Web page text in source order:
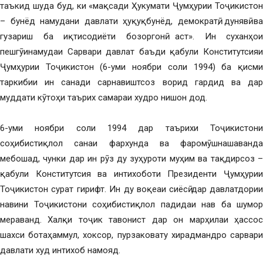
таъкид шуда буд, ки «мақсади Ҳукумати Ҷумҳурии Тоҷикистон
– бунёд намудани давлати ҳуқуқбунёд, демократӣ, дунявӣ ва
гузариш ба иқтисодиёти бозоргонӣ аст». Ин суханҳои
пешгӯинамудаи Сарвари давлат баъди қабули Конститутсияи
Ҷумҳурии Тоҷикистон (6-уми ноябри соли 1994) ба қисми
таркибии ин санади сарнавиштсоз ворид гардид ва дар
муддати кӯтоҳи таърих самараи худро нишон дод.
6-уми ноябри соли 1994 дар таърихи Тоҷикистони
соҳибистиқлол санаи фархунда ва фаромӯшнашаванда
мебошад, чунки дар ин рӯз ду зуҳуроти муҳим ва тақдирсоз –
қабули Конститутсия ва интихоботи Президенти Ҷумҳурии
Тоҷикистон сурат гирифт. Ин ду воқеаи сиёсӣ дар давлатдории
навини Тоҷикистони соҳибистиқлол падидаи нав ба шумор
мераванд. Халқи тоҷик тавонист дар он марҳилаи ҳассос
шахси ботаҳаммул, хоксор, пурзаковату хирадмандро сарвари
давлати худ интихоб намояд.